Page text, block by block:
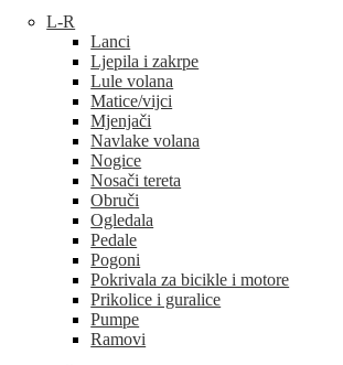
L-R
Lanci
Ljepila i zakrpe
Lule volana
Matice/vijci
Mjenjači
Navlake volana
Nogice
Nosači tereta
Obruči
Ogledala
Pedale
Pogoni
Pokrivala za bicikle i motore
Prikolice i guralice
Pumpe
Ramovi